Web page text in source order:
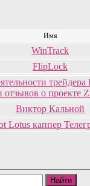
Имя
WinTrack
FlipLock
отзывов о проекте
Виктор Кальной
Lotus каппер